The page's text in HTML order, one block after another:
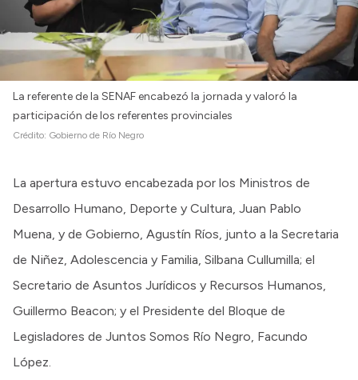
La referente de la SENAF encabezó la jornada y valoró la
participación de los referentes provinciales
Crédito: Gobierno de Río Negro
La apertura estuvo encabezada por los Ministros de
Desarrollo Humano, Deporte y Cultura, Juan Pablo
Muena, y de Gobierno, Agustín Ríos, junto a la Secretaria
de Niñez, Adolescencia y Familia, Silbana Cullumilla; el
Secretario de Asuntos Jurídicos y Recursos Humanos,
Guillermo Beacon; y el Presidente del Bloque de
Legisladores de Juntos Somos Río Negro, Facundo
López.